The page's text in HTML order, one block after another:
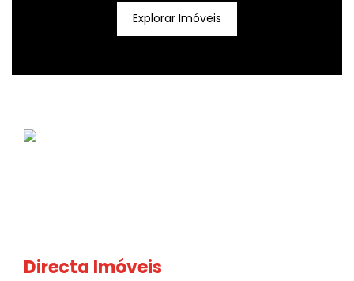
Explorar Imóveis
Directa Imóveis